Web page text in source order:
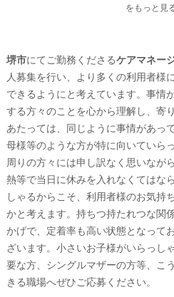
をもっと
堺市にてご勤務くださるケアマネー
人募集を行い、より多くの利用者様
できるようにと考えています。事情
する方々のことを心から理解し、寄
あたっては、同じように事情があっ
母様等のような方が特に向いていら
周りの方々には申し訳なく思いなが
熱等で当日に休みを入れなくてはな
しゃるからこそ、利用者様のお気持
かと考えます。持ちつ持たれつな関
かげで、定着率も高い状態となって
ざいます。小さいお子様がいらっし
要な方、シングルマザーの方等、こ
きる職場へぜひご応募ください。